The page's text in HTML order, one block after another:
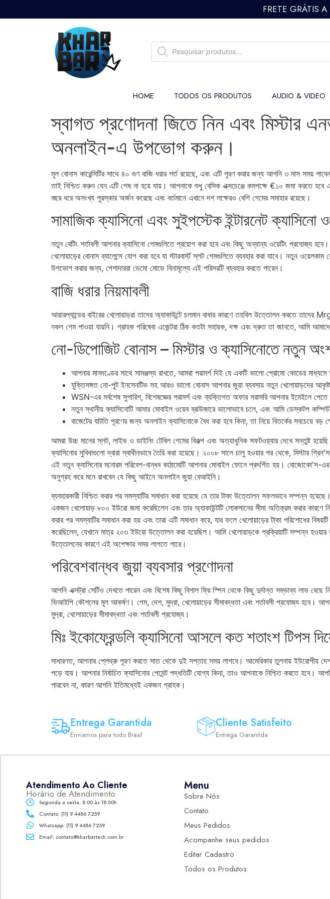
FRETE GRÁTIS
HOME TODOS OS PRODUTOS AUDIO & VIDEO
স্বাগত প্রণোদনা জিতে নিন এবং মিস্টার
অনলাইন-এ উপভোগ করুন।
মূল বোনাস কারেন্সিটির সাথে ৪০ গুণ বাজি ধরার শর্ত রয়েছে, এবং এটি পূরণ করার জন্য আপনি ৩ মাস সময়
তাই নিশ্চিত করুন যেন এটি শেষ না হয়ে যায়। আপনাকে শুধু বেসিক এক্সচেঞ্জে কমপক্ষে €১০ জমা করতে
বছর ধরে অসংখ্য পুরস্কার অর্জন করেছে এবং বর্তমানে এখানে দশ লক্ষেরও বেশি গেমের সমাহার রয়েছে।
সামাজিক ক্যাসিনো এবং সুইপস্টেক ইন্টারনেট ক্যাসিনো
নতুন বেটিং শর্তাবলী আপনার ক্যাসিনো গেমগুলিতে প্রয়োগ করা হবে এবং কিছু অন্যান্য ওয়েটিং প্রযোজ্য
খেলোয়াড়ের বোনাস ব্যালেন্সে যোগ করা হবে যা স্টারবার্স্ট স্লট গেমগুলিতে ব্যবহার করা যাবে। নতুন
উপভোগ করার জন্য, পেশাদাররা ডেমো মোডে বিনামূল্যে এই পরিসরটি ব্যবহার করতে পারেন।
বাজি ধরার নিয়মাবলী
আয়ারল্যান্ডের বাইরের খেলোয়াড়রা তাদের অ্যাকাউন্টে চলমান বাধার কারণে তহবিল উত্তোলন করতে তাদের
নকল গেম পাওয়া যায়নি। গ্রাহক পরিষেবা এজেন্টরা ঠিক কতটা সহায়ক, দক্ষ এবং দ্রুত তা জানতে, আমি
নো-ডিপোজিট বোনাস – মিস্টার ও ক্যাসিনোতে নতুন
আপনার মানদণ্ডের সাথে সামঞ্জস্য রাখতে, আমরা পরামর্শ দিই যে একটি ভালো প্রোমো কোডের
যুক্তিসঙ্গত নো-পুট ইনসেনটিভ সহ আরও ভালো বোনাস আপনার জুয়া ব্যবসায় নতুন খেলোয়াড়দের
WSN-এর সর্বশেষ সুপারিশ, বিশেষজ্ঞের পরামর্শ এবং ব্যক্তিগত অফার সরাসরি আপনার ইমেইলে
নতুন স্থানীয় ক্যাসিনোটি আমার মোবাইল ওয়েব ব্রাউজারে ভালোভাবে চলে, এবং আমি ডেস্কটপ
বাজেটের ঘাটতি পূরণের জন্য অনলাইন ক্যাসিনোকে বৈধ করা হবে কিনা, তা নিয়ে বিতর্কের সবচেয়ে বড়
আমরা উচ্চ মানের স্লট, লাইভ ও ডাইনিং টেবিল গেমের বিকল্প এবং অত্যাধুনিক সফটওয়্যার দেখে সন্তুষ্ট
ক্যাসিনোর সুবিধাগুলো দ্বারা স্বাধীনভাবে তৈরি করা হয়েছে। ২০০৮ সালে চালু হওয়ার পর থেকে, মিস্টার
এই নতুন ক্যাসিনোর মনোরম পরিবেশ-বান্ধব কাঠামোটি আপনার মোবাইল ফোনে প্রদর্শিত হয়। বোজোকো'স-এর
অনুগ্রহ করে মনে রাখবেন যে কিছু আইনে অনলাইন জুয়া বেআইনি।
ব্যবহারকারী নিশ্চিত করার পর সমস্যাটির সমাধান করা হয়েছে যে তার টাকা উত্তোলন সফলভাবে সম্পন্ন
একজন খেলোয়াড় ৮০০ ইউরো জমা করেছিলেন এবং তার অ্যাকাউন্টটি লোকসানের সীমা অতিক্রম করার
করার পর সমস্যাটির সমাধান করা হয় এবং তারা এটি সমাধান করে, যার ফলে খেলোয়াড়ের টাকা পরিশোধের
করেছিলেন, যেখানে মাত্র ২০৩ ইউরো উত্তোলন করা হয়েছিল। আমি খেলোয়াড়কে প্রক্রিয়াটি সম্পন্ন
উত্তোলনের কারণে এই অপেক্ষার সময় লাগতে পারে।
পরিবেশবান্ধব জুয়া ব্যবসার প্রণোদনা
আপনি এক্সট্রা সেটিও দেখতে পারেন এবং বিশেষ কিছু বিশাল ফ্রি স্পিন থেকে কিছু দুর্দান্ত সম্ভাব্য লাভ বেছে
ভিআইপি কৌশলের মূল আকর্ষণ। গেম, দেশ, মুদ্রা, খেলোয়াড়ের সীমাবদ্ধতা এবং শর্তাবলী প্রযোজ্য হবে।
মুদ্রা, খেলোয়াড়ের সীমাবদ্ধতা এবং শর্তাবলী প্রযোজ্য।
মিঃ ইকোফ্রেন্ডলি ক্যাসিনো আসলে কত শতাংশ টিপস
সাধারণত, আপনার প্লেথ্রু পূরণ করতে সাত থেকে দুই সপ্তাহ সময় লাগবে। আমেরিকার তুলনায় ইউরোপীয়
পড়ে যায়। আপনার নির্বাচিত ক্যাসিনোর পেমেন্ট পদ্ধতিটি যোগ্য কিনা, তাও আপনাকে নিশ্চিত করতে হবে।
পারবেন না, কারণ আপনি ইতিমধ্যেই একজন গ্রাহক।
Entrega Garantida
Enviamos para todo Brasil
Cliente Satisfeito
Entrega Garantida
Atendimento Ao Cliente
Horário de Atendimento
Segunda a sexta: 8:00 às 18:00h
Contato: (11) 9 4486 7259
Whatsapp: (11) 9 4486 7259
Email: contato@kharbartech.com.br
Menu
Sobre Nós
Contato
Meus Pedidos
Acompanhe seus pedidos
Editar Cadastro
Todos os Produtos